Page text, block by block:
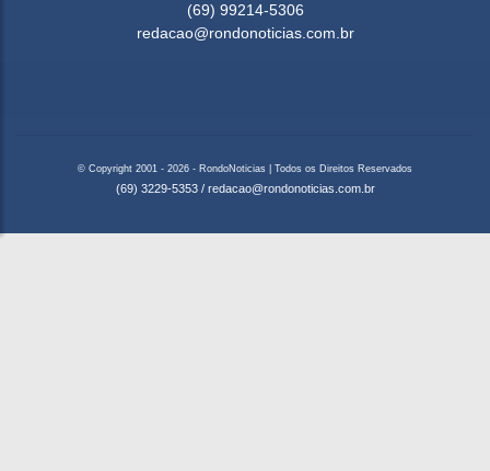
(69) 99214-5306
redacao@rondonoticias.com.br
© Copyright 2001 - 2026 - RondoNoticias | Todos os Direitos Reservados
(69) 3229-5353 / redacao@rondonoticias.com.br